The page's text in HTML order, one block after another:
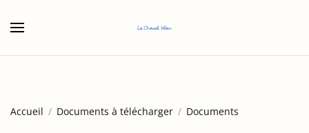
Accueil Documents à télécharger Documents